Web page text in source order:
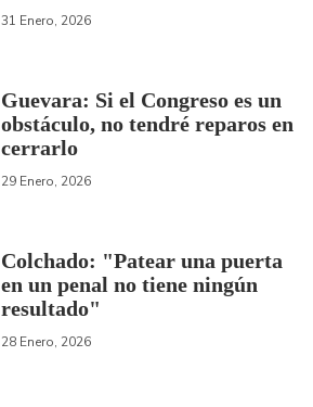
31 Enero, 2026
Guevara: Si el Congreso es un
obstáculo, no tendré reparos en
cerrarlo
29 Enero, 2026
Colchado: "Patear una puerta
en un penal no tiene ningún
resultado"
28 Enero, 2026